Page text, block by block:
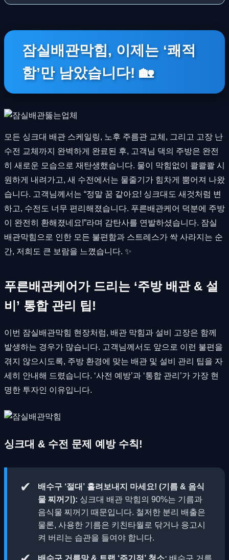
잠실배관막힘, 이제는 ‘쾌적
함’만 남았습니다! 🏡
모든 싱크대 배관 스케일링, 노후 주름관 교체, 그리고 고장 난
수전 교체까지 완벽하게 완료된 후, 고객님 댁의 주방은 완전
히 새로운 모습으로 재탄생했습니다. 물이 막힘없이 콸콸콸 시
원하게 내려가고, 새 수전에서는 물줄기가 힘차게 뿜어져 나왔
습니다. 고객님께서는 “정말 꿈 같아요! 싱크대도 새것처럼 변
하고, 수전도 너무 편리해졌습니다. 푸른배관케어 덕분에 주방
이 완전히 환해졌네요!”라며 감탄사를 연발하셨습니다. 잠실
배관막힘으로 인한 모든 불편함과 스트레스가 싹 사라지는 순
간, 저희도 큰 보람을 느꼈습니다. ✨
푸른배관케어가 드리는 ‘주방 배관 & 설
비’ 통합 관리 팁!
이번 잠실배관막힘 현장처럼, 배관 막힘과 설비 고장은 함께
발생하는 경우가 많습니다. 고객님께서도 앞으로 이런 불편을
겪지 않으시도록, 주방 환경에 맞는 배관 및 설비 관리 팁을 자
세히 안내해 드렸습니다. ‘사전 예방’과 ‘통합 관리’가 가장 현
명한 투자인 이유입니다.
싱크대 & 수전 문제 예방 수칙!
✔
배수구 ‘절대’ 흘려보내지 마세요! (기름 & 음식
물 찌꺼기): 싱크대 배관 막힘의 90%는 기름과
음식물 찌꺼기 때문입니다. 철저한 분리 배출은
물론, 사용한 기름은 키친타월로 닦거나 응고시
켜 버리는 습관을 들여야 합니다.
배수구 거름망 & 트랩 ‘주기적’ 청소: 배수구 거름